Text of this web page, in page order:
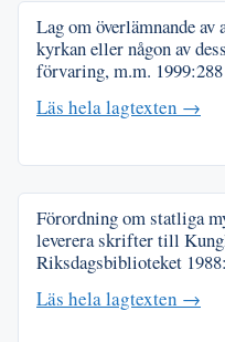
Lag om överlämnande
kyrkan eller någon av
förvaring, m.m. 1999:288
Läs hela lagtexten →
Förordning om statliga
leverera skrifter till
Riksdagsbiblioteket
Läs hela lagtexten →